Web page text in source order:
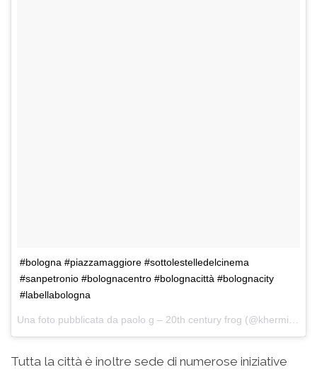
#bologna #piazzamaggiore #sottolestelledelcinema
#sanpetronio #bolognacentro #bolognacittà #bolognacity
#labellabologna
Tutta la città è inoltre sede di numerose iniziative